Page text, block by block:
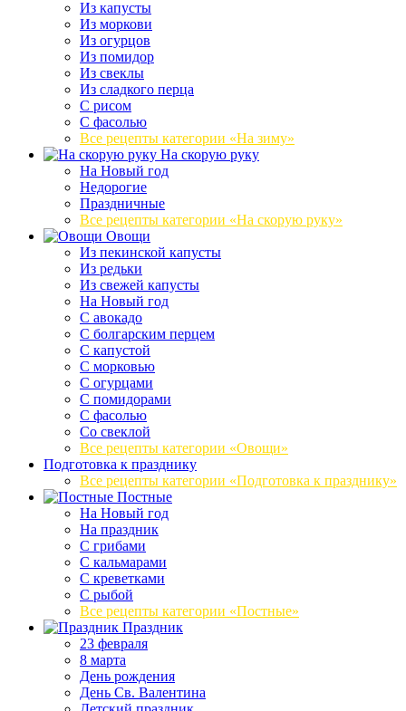
Из капусты
Из моркови
Из огурцов
Из помидор
Из свеклы
Из сладкого перца
С рисом
С фасолью
Все рецепты категории «На зиму»
На скорую руку
На Новый год
Недорогие
Праздничные
Все рецепты категории «На скорую руку»
Овощи
Из пекинской капусты
Из редьки
Из свежей капусты
На Новый год
С авокадо
С болгарским перцем
С капустой
С морковью
С огурцами
С помидорами
С фасолью
Со свеклой
Все рецепты категории «Овощи»
Подготовка к празднику
Все рецепты категории «Подготовка к празднику»
Постные
На Новый год
На праздник
С грибами
С кальмарами
С креветками
С рыбой
Все рецепты категории «Постные»
Праздник
23 февраля
8 марта
День рождения
День Св. Валентина